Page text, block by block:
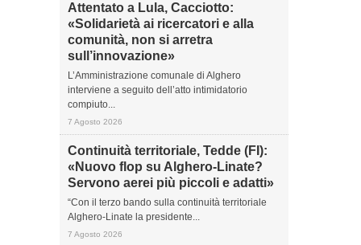
Attentato a Lula, Cacciotto:
«Solidarietà ai ricercatori e alla
comunità, non si arretra
sull’innovazione»
L’Amministrazione comunale di Alghero
interviene a seguito dell’atto intimidatorio
compiuto...
7 Agosto 2026
Continuità territoriale, Tedde (FI):
«Nuovo flop su Alghero-Linate?
Servono aerei più piccoli e adatti»
“Con il terzo bando sulla continuità territoriale
Alghero-Linate la presidente...
7 Agosto 2026